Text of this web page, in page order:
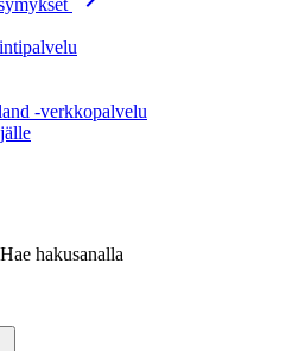
-verkkopalvelu
Hae hakusanalla